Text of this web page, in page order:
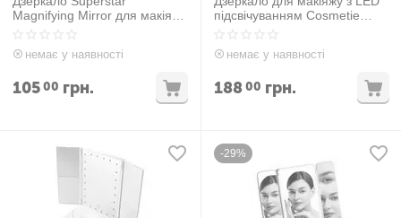
Magnifying Mirror для макіяжу
з LED-підсвічуванням Чорний
немає у наявності
10500 грн.
підсвічуванням Cosmetie
Mirror HH071
немає у наявності
18800 грн.
-29%